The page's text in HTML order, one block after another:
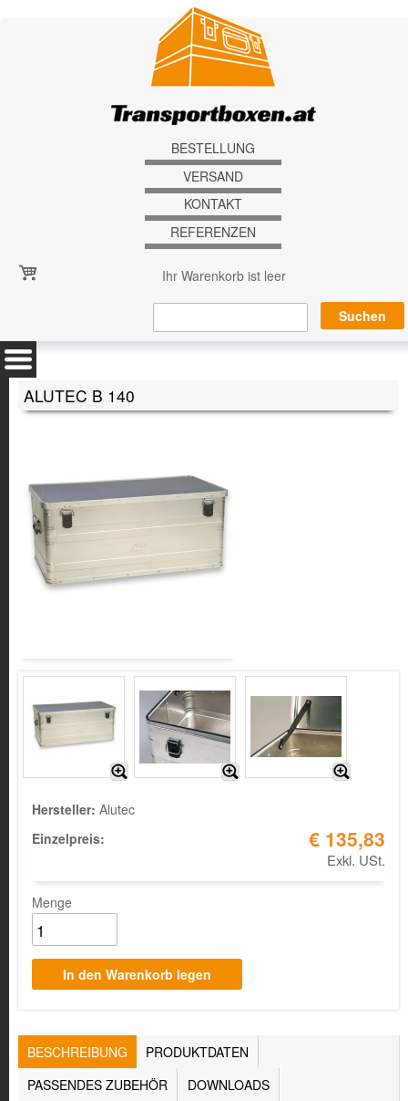
BESTELLUNG
VERSAND
KONTAKT
REFERENZEN
Ihr Warenkorb ist leer
ALUTEC B 140
Hersteller: Alutec
Einzelpreis:
€ 135,83
Exkl. USt.
Menge
TABS
BESCHREIBUNG (AKTIVER
REITER)
PRODUKTDATEN
PASSENDES ZUBEHÖR
DOWNLOADS